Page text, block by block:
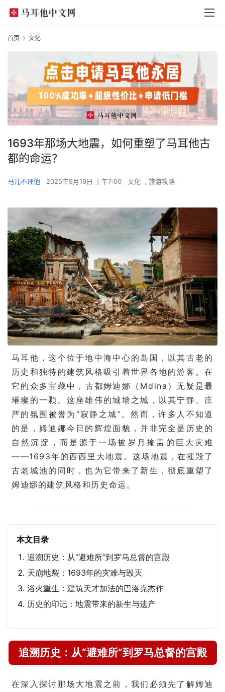
首页 文化
1693年那场大地震，如何重塑了马耳他古
都的命运？
马儿不理他 2025年9月19日 上午7:00 文化 , 旅游攻略
马耳他，这个位于地中海中心的岛国，以其古老的
历史和独特的建筑风格吸引着世界各地的游客。在
它的众多宝藏中，古都姆迪娜（Mdina）无疑是最
璀璨的一颗。这座雄伟的城墙之城，以其宁静、庄
严的氛围被誉为“寂静之城”。然而，许多人不知道
的是，姆迪娜今日的辉煌面貌，并非完全是历史的
自然沉淀，而是源于一场被岁月掩盖的巨大灾难
——1693年的西西里大地震。这场地震，在摧毁了
古老城池的同时，也为它带来了新生，彻底重塑了
姆迪娜的建筑风格和历史命运。
本文目录
追溯历史：从“避难所”到罗马总督的宫殿
天崩地裂：1693年的灾难与毁灭
浴火重生：建筑天才加法的巴洛克杰作
历史的印记：地震带来的新生与遗产
追溯历史：从“避难所”到罗马总督的宫殿
在深入探讨那场大地震之前，我们必须先了解姆迪